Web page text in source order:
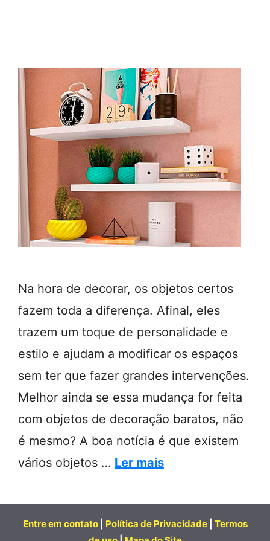
Na hora de decorar, os objetos certos
fazem toda a diferença. Afinal, eles
trazem um toque de personalidade e
estilo e ajudam a modificar os espaços
sem ter que fazer grandes intervenções.
Melhor ainda se essa mudança for feita
com objetos de decoração baratos, não
é mesmo? A boa notícia é que existem
vários objetos … Ler mais
Entre em contato| Política de Privacidade| Termos